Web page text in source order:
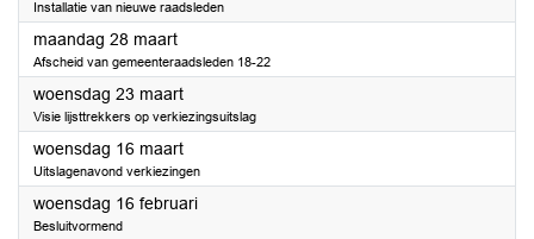
Installatie van nieuwe raadsleden
maandag 28 maart2022
Afscheid van gemeenteraadsleden 18-22
woensdag 23 maart2022
Visie lijsttrekkers op verkiezingsuitslag
woensdag 16 maart2022
Uitslagenavond verkiezingen
woensdag 16 februari2022
Besluitvormend